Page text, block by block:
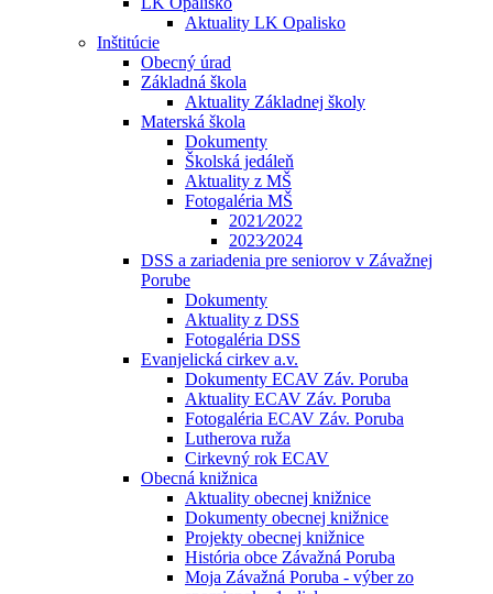
Aktuality LK Opalisko
Inštitúcie
Obecný úrad
Základná škola
Aktuality Základnej školy
Materská škola
Dokumenty
Školská jedáleň
Aktuality z MŠ
Fotogaléria MŠ
2021⁄2022
2023⁄2024
DSS a zariadenia pre seniorov v Závažnej
Porube
Dokumenty
Aktuality z DSS
Fotogaléria DSS
Evanjelická cirkev a.v.
Dokumenty ECAV Záv. Poruba
Aktuality ECAV Záv. Poruba
Fotogaléria ECAV Záv. Poruba
Lutherova ruža
Cirkevný rok ECAV
Obecná knižnica
Aktuality obecnej knižnice
Dokumenty obecnej knižnice
Projekty obecnej knižnice
História obce Závažná Poruba
Moja Závažná Poruba - výber zo